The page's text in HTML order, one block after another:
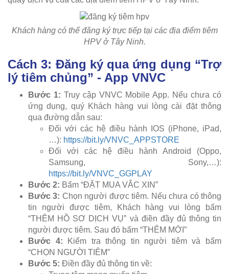
Khách hàng có thể đăng ký trực tiếp tại các địa điểm tiêm
HPV ở Tây Ninh.
Cách 3: Đăng ký qua ứng dụng “Trợ
lý tiêm chủng” - App VNVC
Bước 1: Truy cập VNVC Mobile App. Nếu chưa có
ứng dụng, quý Khách hàng vui lòng cài đặt thông
qua đường dẫn sau:
Đối với các hệ điều hành IOS (iPhone, iPad,
…): https://bit.ly/VNVC_APPSTORE
Đối với các hệ điều hành Android (Oppo,
Samsung, Sony,…):
https://bit.ly/VNVC_GGPLAY
Bước 2: Bấm “ĐẶT MUA VẮC XIN”
Bước 3: Chọn người được tiêm. Nếu chưa có thông
tin người được tiêm, Khách hàng vui lòng bấm
“THÊM HỒ SƠ DỊCH VỤ” và điền đầy đủ thông tin
người được tiêm. Sau đó bấm “THÊM MỚI”
Bước 4: Kiểm tra thông tin người tiêm và bấm
“CHỌN NGƯỜI TIÊM”
Bước 5: Điền đầy đủ thông tin về: